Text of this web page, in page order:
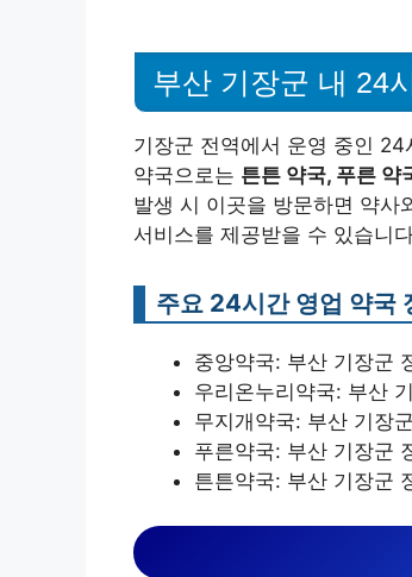
부산 기장군 내 24
기장군 전역에서 운영 중인
약국으로는 튼튼 약국, 푸른 약
발생 시 이곳을 방문하면 약사
서비스를 제공받을 수 있습니
주요 24시간 영업 약국
중앙약국: 부산 기장군
우리온누리약국: 부산
무지개약국: 부산 기장
푸른약국: 부산 기장군
튼튼약국: 부산 기장군